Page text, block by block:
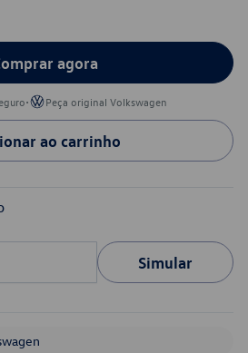
agora
• Peça original Volkswagen
ao carrinho
Simular